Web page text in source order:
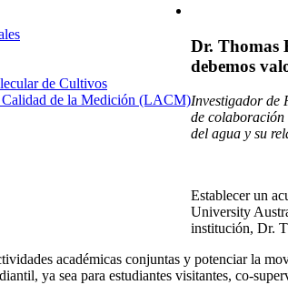
de Cultivos
Calidad de la Medición (LACM)
Dr. Thomas
debemos
Investigador de
de
del agua y su
Establecer un
University
institución, Dr.
académicas conjuntas y potenciar la
ya sea para estudiantes visitantes, co-